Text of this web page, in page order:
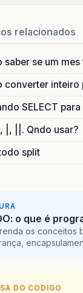
relacionados
saber se um mes
converter inteiro
SELECT
|, ||. Qndo usar?
split
o que é
os conceitos
DO CODIGO